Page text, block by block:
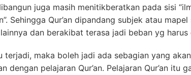
juga masih menitikberatkan pada sisi
Sehingga Qur’an dipandang subjek atau
dan berakibat terasa jadi beban yg harus
terjadi, maka boleh jadi ada sebagian yang
dengan pelajaran Qur’an. Pelajaran Qur’an itu